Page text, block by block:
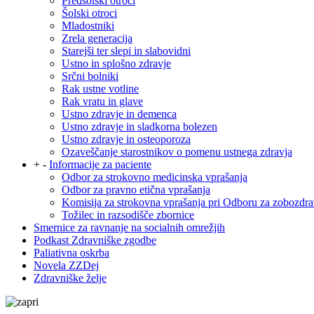
Šolski otroci
Mladostniki
Zrela generacija
Starejši ter slepi in slabovidni
Ustno in splošno zdravje
Srčni bolniki
Rak ustne votline
Rak vratu in glave
Ustno zdravje in demenca
Ustno zdravje in sladkorna bolezen
Ustno zdravje in osteoporoza
Ozaveščanje starostnikov o pomenu ustnega zdravja
+ - Informacije za paciente
Odbor za strokovno medicinska vprašanja
Odbor za pravno etična vprašanja
Komisija za strokovna vprašanja pri Odboru za
Tožilec in razsodišče zbornice
Smernice za ravnanje na socialnih omrežjih
Podkast Zdravniške zgodbe
Paliativna oskrba
Novela ZZDej
Zdravniške želje